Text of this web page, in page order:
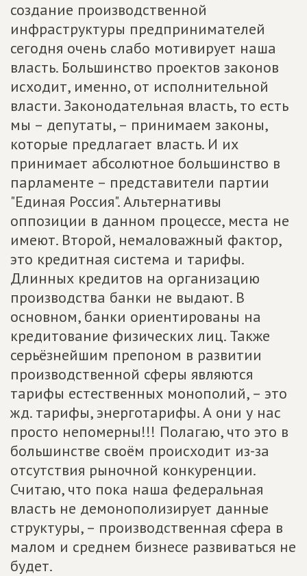
создание производственной
инфраструктуры предпринимателей
сегодня очень слабо мотивирует наша
власть. Большинство проектов законов
исходит, именно, от исполнительной
власти. Законодательная власть, то есть
мы – депутаты, – принимаем законы,
которые предлагает власть. И их
принимает абсолютное большинство в
парламенте – представители партии
"Единая Россия". Альтернативы
оппозиции в данном процессе, места не
имеют. Второй, немаловажный фактор,
это кредитная система и тарифы.
Длинных кредитов на организацию
производства банки не выдают. В
основном, банки ориентированы на
кредитование физических лиц. Также
серьёзнейшим препоном в развитии
производственной сферы являются
тарифы естественных монополий, – это
жд. тарифы, энерготарифы. А они у нас
просто непомерны!!! Полагаю, что это в
большинстве своём происходит из-за
отсутствия рыночной конкуренции.
Считаю, что пока наша федеральная
власть не демонополизирует данные
структуры, – производственная сфера в
малом и среднем бизнесе развиваться не
будет.